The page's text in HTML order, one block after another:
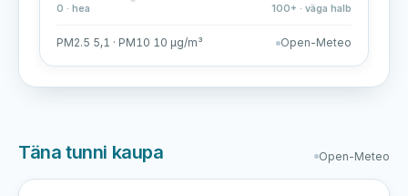
0 · hea 100+ · väga halb
PM2.5 5,1 · PM10 10 µg/m³ Open-Meteo
Täna tunni kaupa Open-Meteo